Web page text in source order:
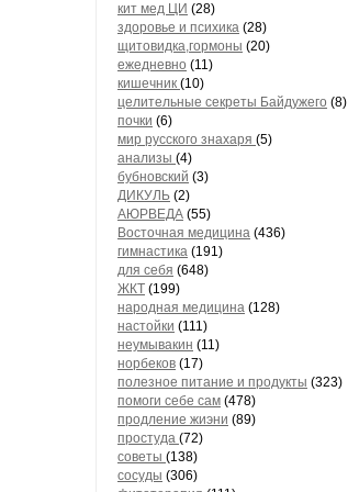
кит мед ЦИ (28)
здоровье и психика (28)
щитовидка,гормоны (20)
ежедневно (11)
кишечник (10)
целительные секреты Байдужего (8)
почки (6)
мир русского знахаря (5)
анализы (4)
бубновский (3)
ДИКУЛЬ (2)
АЮРВЕДА (55)
Восточная медицина (436)
гимнастика (191)
для себя (648)
ЖКТ (199)
народная медицина (128)
настойки (111)
неумывакин (11)
норбеков (17)
полезное питание и продукты (323)
помоги себе сам (478)
продление жиэни (89)
простуда (72)
советы (138)
сосуды (306)